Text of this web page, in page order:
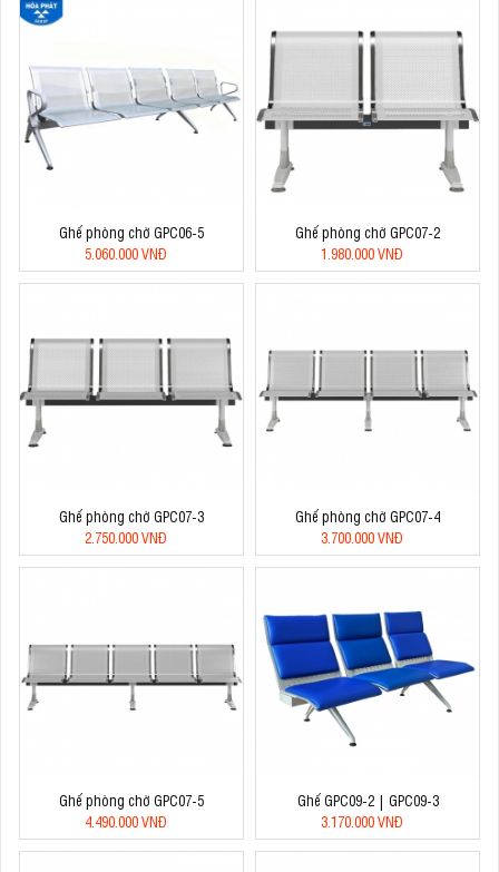
Ghế phòng chờ GPC06-5
5.060.000 VNĐ
Ghế phòng chờ GPC07-2
1.980.000 VNĐ
Ghế phòng chờ GPC07-3
2.750.000 VNĐ
Ghế phòng chờ GPC07-4
3.700.000 VNĐ
Ghế phòng chờ GPC07-5
4.490.000 VNĐ
Ghế GPC09-2 | GPC09-3
3.170.000 VNĐ